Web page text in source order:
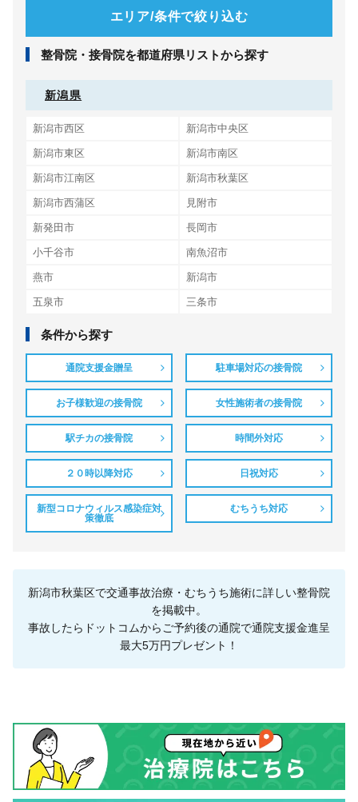
エリア/条件で絞り込む
整⾻院・接⾻院を都道府県リストから探す
新潟県
新潟市西区 新潟市中央区
新潟市東区 新潟市南区
新潟市江南区 新潟市秋葉区
新潟市西蒲区 見附市
新発田市 長岡市
小千谷市 南魚沼市
燕市 新潟市
五泉市 三条市
条件から探す
通院支援金贈呈 駐車場対応の接骨院
お子様歓迎の接骨院 女性施術者の接骨院
駅チカの接骨院 時間外対応
２０時以降対応 日祝対応
新型コロナウィルス感染症対
策徹底
むちうち対応
新潟市秋葉区で交通事故治療・むちうち施術に詳しい整骨院
を掲載中。
事故したらドットコムからご予約後の通院で通院支援金進呈
最大5万円プレゼント！